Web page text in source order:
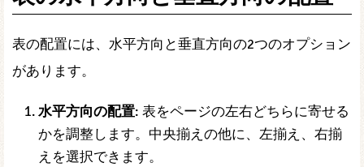
表の配置には、水平方向と垂直方向の2つのオプション
があります。
水平方向の配置: 表をページの左右どちらに寄せる
かを調整します。中央揃えの他に、左揃え、右揃
えを選択できます。